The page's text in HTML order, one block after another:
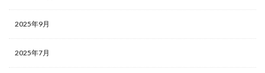
2025年9月
2025年7月